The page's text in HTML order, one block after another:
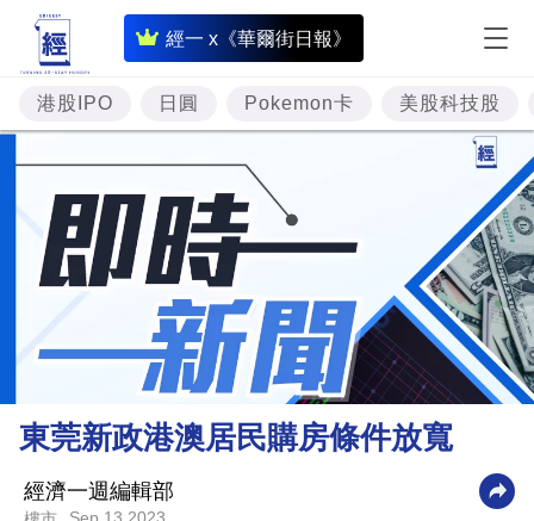
經一 x《華爾街日報》
即
時
財
經
專
題
投
資
樓
市
財
商
港股IPO 日圓 Pokemon卡 美股科技股
東莞新政港澳居民購房條件放寬
經濟一週編輯部